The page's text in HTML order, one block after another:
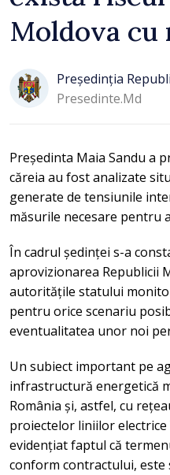
Moldova cu
Președinția
Presedinte.md
Președinta Maia Sandu a
căreia au fost analizate
generate de tensiunile
măsurile necesare pentru
În cadrul ședinței s-a
aprovizionarea Republicii
autoritățile statului
pentru orice scenariu
eventualitatea unor noi
Un subiect important pe
infrastructură energetică
România și, astfel, cu
proiectelor liniilor electrice
evidențiat faptul că
conform contractului,